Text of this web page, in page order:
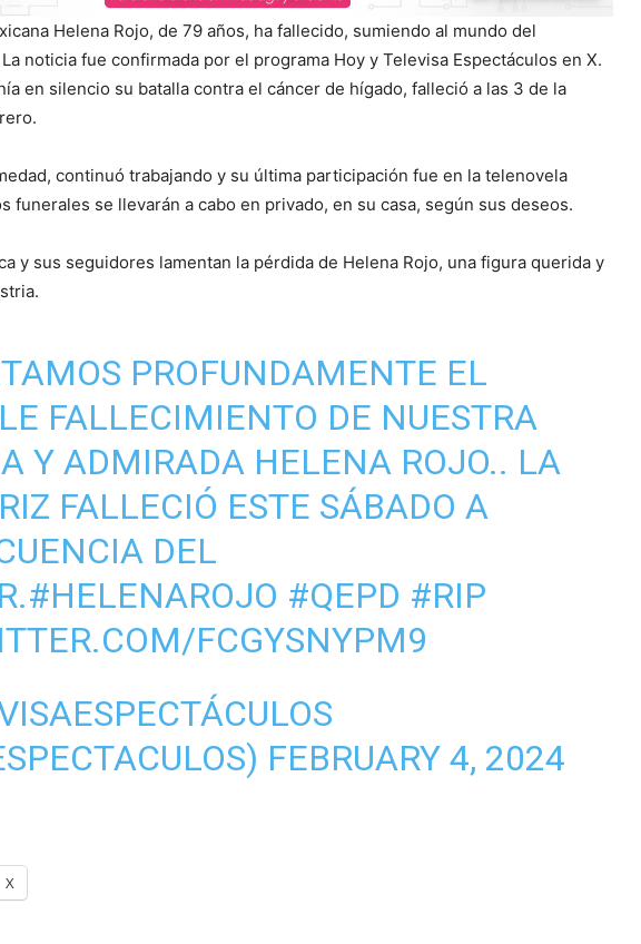
Helena Rojo, de 79 años, ha fallecido, sumiendo al mundo del
noticia fue confirmada por el programa Hoy y Televisa Espectáculos en X.
en silencio su batalla contra el cáncer de hígado, falleció a las 3 de la
continuó trabajando y su última participación fue en la telenovela
funerales se llevarán a cabo en privado, en su casa, según sus deseos.
y sus seguidores lamentan la pérdida de Helena Rojo, una figura querida y
PROFUNDAMENTE EL
FALLECIMIENTO DE NUESTRA
Y ADMIRADA HELENA ROJO.. LA
FALLECIÓ ESTE SÁBADO A
DEL
#HELENAROJO #QEPD #RIP
FCGYSNYPM9
FEBRUARY 4, 2024
X